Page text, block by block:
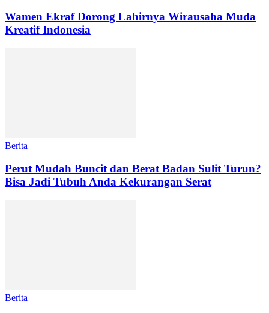
Wamen Ekraf Dorong Lahirnya Wirausaha Muda
Kreatif Indonesia
Berita
Perut Mudah Buncit dan Berat Badan Sulit Turun?
Bisa Jadi Tubuh Anda Kekurangan Serat
Berita